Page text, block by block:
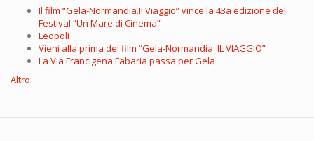
Il film “Gela-Normandia.Il Viaggio” vince la 43a edizione del
Festival “Un Mare di Cinema”
Leopoli
Vieni alla prima del film “Gela-Normandia. IL VIAGGIO”
La Via Francigena Fabaria passa per Gela
Altro